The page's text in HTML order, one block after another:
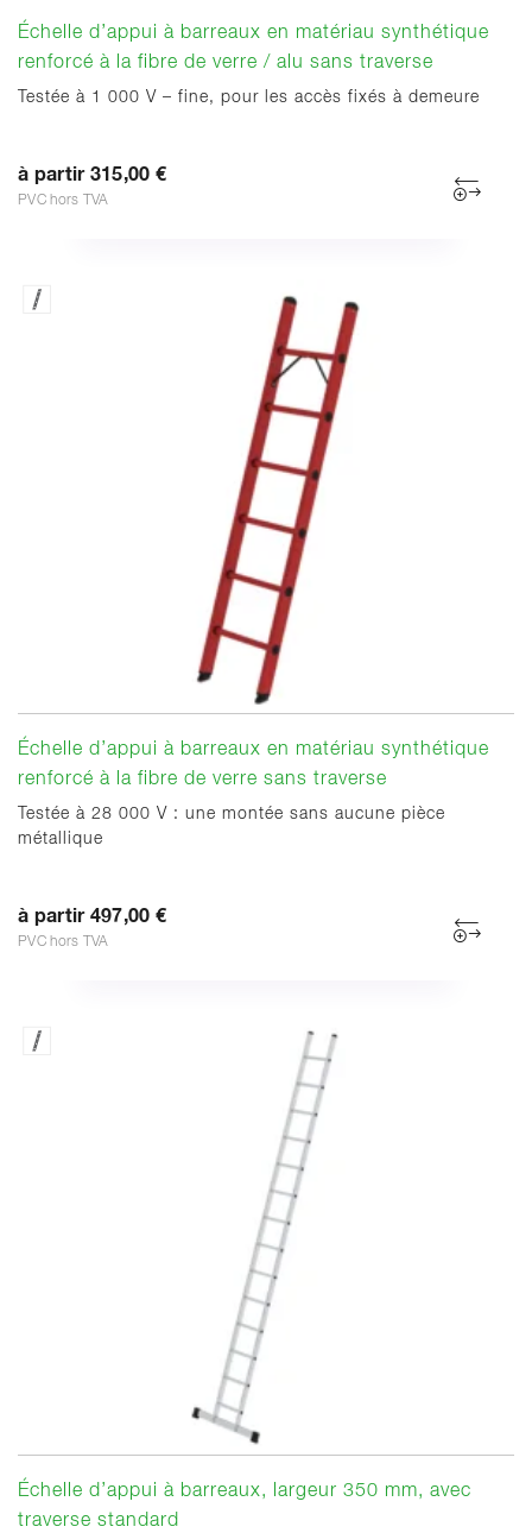
Échelle d’appui à barreaux en matériau synthétique
renforcé à la fibre de verre / alu sans traverse
Testée à 1 000 V – fine, pour les accès fixés à demeure
à partir 315,00 €
PVC hors TVA
Échelle d’appui à barreaux en matériau synthétique
renforcé à la fibre de verre sans traverse
Testée à 28 000 V : une montée sans aucune pièce
métallique
à partir 497,00 €
PVC hors TVA
Échelle d’appui à barreaux, largeur 350 mm, avec
traverse standard